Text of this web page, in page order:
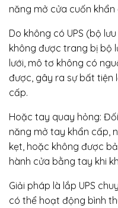
năng mở cửa cuốn
Do không có UPS (bộ
không được trang bị bộ
lưới, mô tơ không có
được, gây ra sự bất tiện
cấp.
Hoặc tay quay hỏng:
năng mở tay khẩn cấp,
kẹt, hoặc không được
hành cửa bằng tay khi
Giải pháp là lắp UPS
có thể hoạt động bình